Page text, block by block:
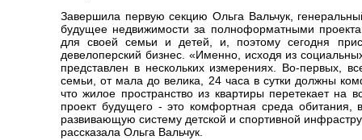
Завершила первую секцию Ольга Вальчук,
будущее недвижимости за полноформатными
для своей семьи и детей, и, поэтому сегодня
девелоперский бизнес. «Именно, исходя из
представлен в нескольких измерениях. Во-первых,
семьи, от мала до велика, 24 часа в сутки должны
что жилое пространство из квартиры перетекает
проект будущего - это комфортная среда
развивающую систему детской и спортивной
рассказала Ольга Вальчук.